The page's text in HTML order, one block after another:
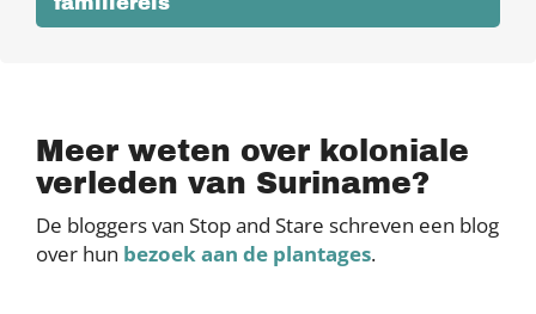
Meer weten over koloniale
verleden van Suriname?
De bloggers van Stop and Stare schreven een blog
over hun bezoek aan de plantages.